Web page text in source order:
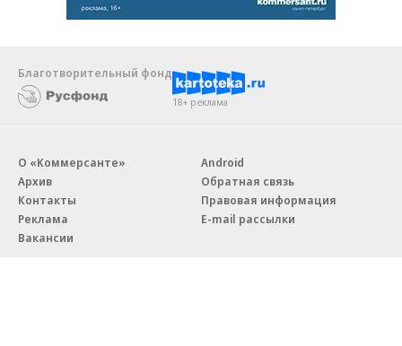
Благотворительный фонд
18+ реклама
О «Коммерсанте»
Архив
Контакты
Реклама
Вакансии
Android
Обратная связь
Правовая информация
E-mail рассылки